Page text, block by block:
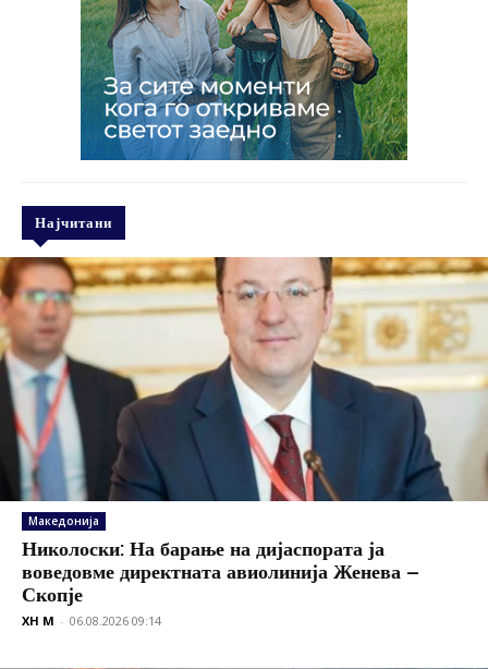
Најчитани
Македонија
Николоски: На барање на дијаспората ја
воведовме директната авиолинија Женева –
Скопје
XH M - 06.08.2026 09:14